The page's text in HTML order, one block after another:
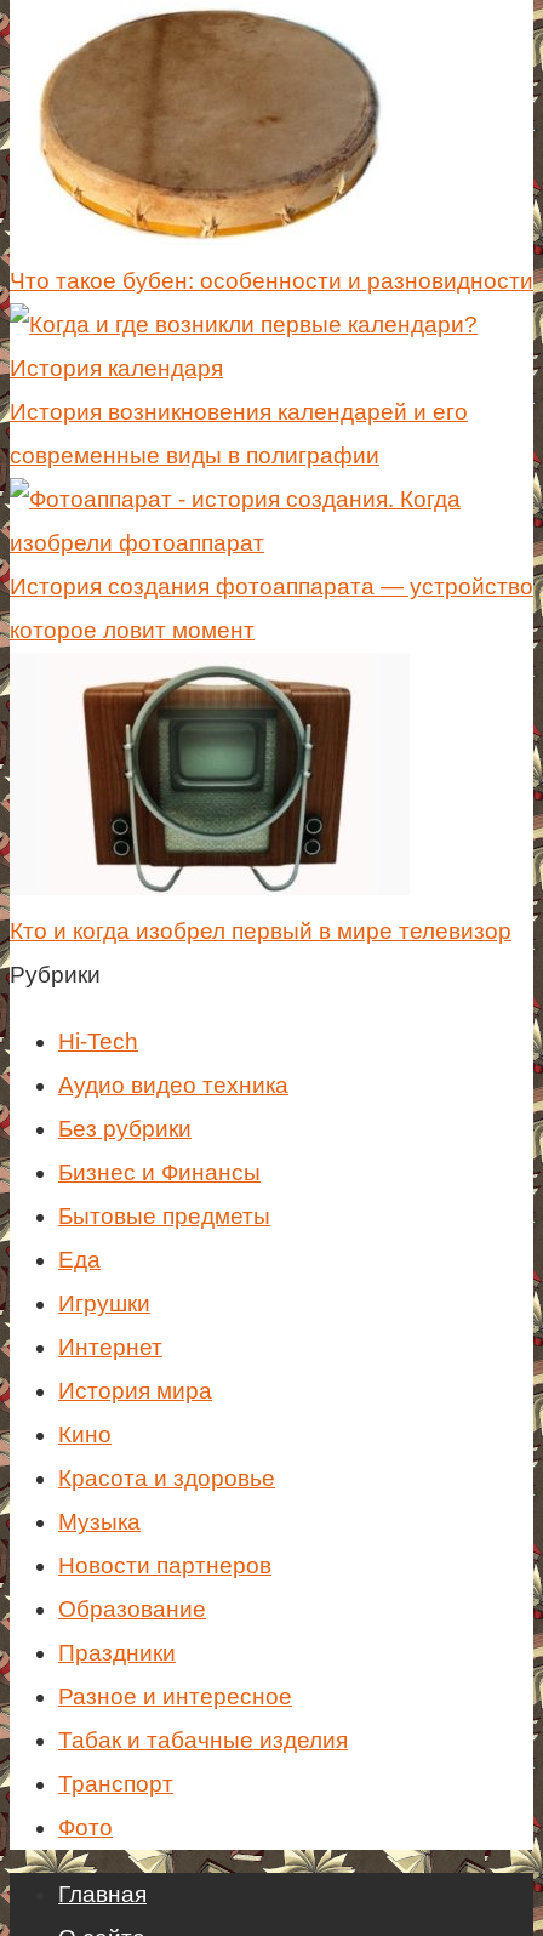
Что такое бубен: особенности и разновидности
История возникновения календарей и его
современные виды в полиграфии
История создания фотоаппарата — устройство
которое ловит момент
Кто и когда изобрел первый в мире телевизор
Рубрики
Hi-Tech
Аудио видео техника
Без рубрики
Бизнес и Финансы
Бытовые предметы
Еда
Игрушки
Интернет
История мира
Кино
Красота и здоровье
Музыка
Новости партнеров
Образование
Праздники
Разное и интересное
Табак и табачные изделия
Транспорт
Фото
Главная